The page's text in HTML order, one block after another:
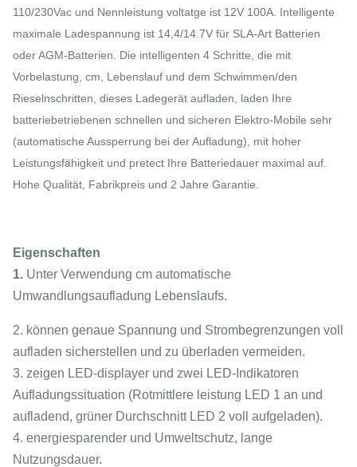
110/230Vac und Nennleistung voltatge ist 12V 100A. Intelligente
maximale Ladespannung ist 14,4/14.7V für SLA-Art Batterien
oder AGM-Batterien. Die intelligenten 4 Schritte, die mit
Vorbelastung, cm, Lebenslauf und dem Schwimmen/den
Rieselnschritten, dieses Ladegerät aufladen, laden Ihre
batteriebetriebenen schnellen und sicheren Elektro-Mobile sehr
(automatische Aussperrung bei der Aufladung), mit hoher
Leistungsfähigkeit und pretect Ihre Batteriedauer maximal auf.
Hohe Qualität, Fabrikpreis und 2 Jahre Garantie.
Eigenschaften
1. Unter Verwendung cm automatische
Umwandlungsaufladung Lebenslaufs.
2. können genaue Spannung und Strombegrenzungen voll
aufladen sicherstellen und zu überladen vermeiden.
3. zeigen LED-displayer und zwei LED-Indikatoren
Aufladungssituation (Rotmittlere leistung LED 1 an und
aufladend, grüner Durchschnitt LED 2 voll aufgeladen).
4. energiesparender und Umweltschutz, lange
Nutzungsdauer.